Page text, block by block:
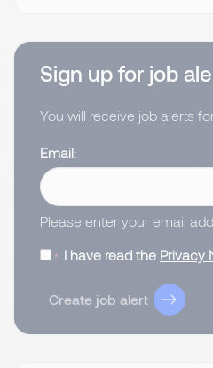
Sign up for job
You will receive job alerts
Email
Please enter your email
I have read the Privacy
Create job alert